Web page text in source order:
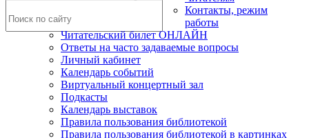
Контакты, режим
работы
Читательский билет ОНЛАЙН
Ответы на часто задаваемые вопросы
Личный кабинет
Календарь событий
Виртуальный концертный зал
Подкасты
Календарь выставок
Правила пользования библиотекой
Правила пользования библиотекой в картинках